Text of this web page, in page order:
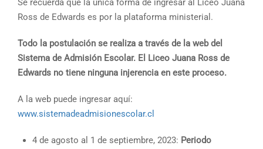
Se recuerda que la única forma de ingresar al Liceo Juana
Ross de Edwards es por la plataforma ministerial.
Todo la postulación se realiza a través de la web del
Sistema de Admisión Escolar. El Liceo Juana Ross de
Edwards no tiene ninguna injerencia en este proceso.
A la web puede ingresar aquí:
www.sistemadeadmisionescolar.cl
4 de agosto al 1 de septiembre, 2023: Periodo